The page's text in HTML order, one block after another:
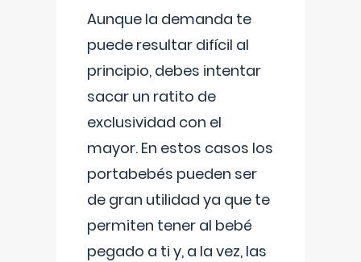
Aunque la demanda te
puede resultar difícil al
principio, debes intentar
sacar un ratito de
exclusividad con el
mayor. En estos casos los
portabebés pueden ser
de gran utilidad ya que te
permiten tener al bebé
pegado a ti y, a la vez, las